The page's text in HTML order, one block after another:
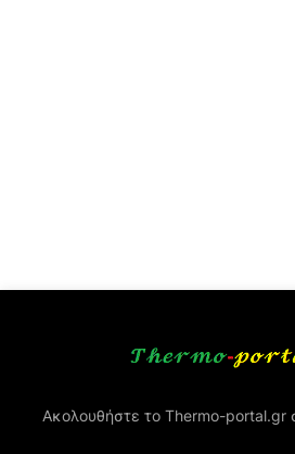
Ακολουθήστε το Thermo-portal.gr